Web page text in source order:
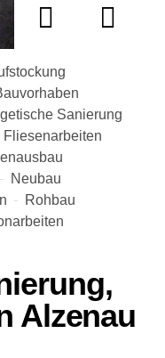
Sanierung
Fliesenarbeiten
Neubau
Rohbau
Alzenau